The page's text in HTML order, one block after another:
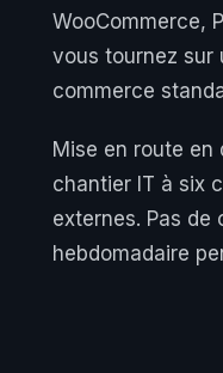
WooCommerce,
vous tournez sur
commerce
Mise en route en
chantier IT à six
externes. Pas de
hebdomadaire